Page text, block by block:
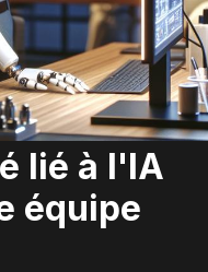
lié à l'IA
équipe